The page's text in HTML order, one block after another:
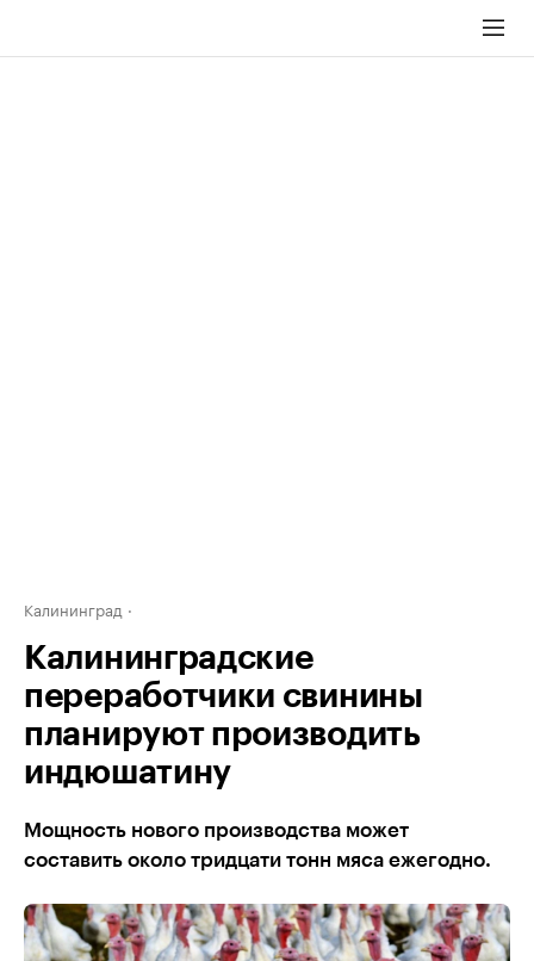
Калининград
Калининградские
переработчики свинины
планируют производить
индюшатину
Мощность нового производства может
составить около тридцати тонн мяса ежегодно.